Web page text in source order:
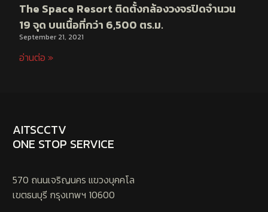
The Space Resort ติดตั้งกล้องวงจรปิดจำนวน
19 จุด บนเนื้อที่กว่า 6,500 ตร.ม.
September 21, 2021
อ่านต่อ »
AITSCCTV
ONE STOP SERVICE
570 ถนนเจริญนคร แขวงบุคคโล
เขตธนบุรี กรุงเทพฯ 10600